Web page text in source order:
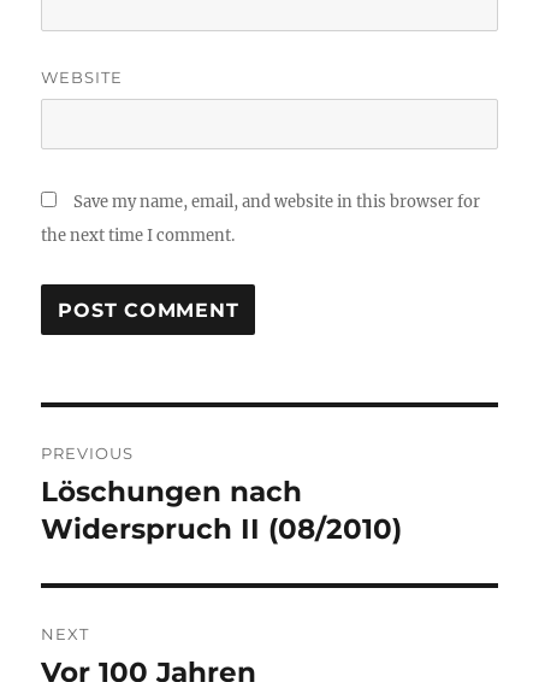
WEBSITE
Save my name, email, and website in this browser for
the next time I comment.
navigation
PREVIOUS
Previous
post:
Löschungen nach
Widerspruch II (08/2010)
NEXT
Next
Vor 100 Jahren